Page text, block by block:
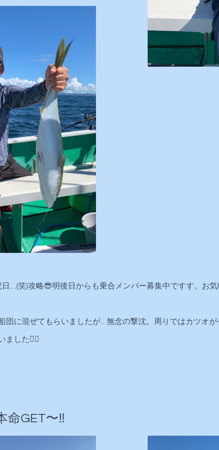
…(笑)攻略😎明後日からも乗合メンバー募集中ですす。お気
団に混ぜてもらいましたが…無念の撃沈。周りではカツオ
ました🙇‍♂️
命GET〜‼️